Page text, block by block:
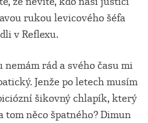
rukou levicového šéfa
v Reflexu.
rád a svého času mi
Jenže po letech musím
šikovný chlapík, který
tom něco špatného? Dimun